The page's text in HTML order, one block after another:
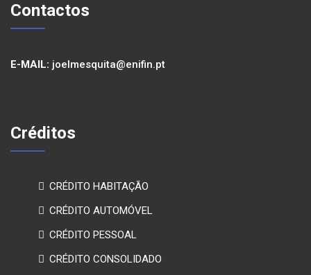
Contactos
E-MAIL: joelmesquita@enifin.pt
Créditos
CRÉDITO HABITAÇÃO
CRÉDITO AUTOMÓVEL
CRÉDITO PESSOAL
CRÉDITO CONSOLIDADO